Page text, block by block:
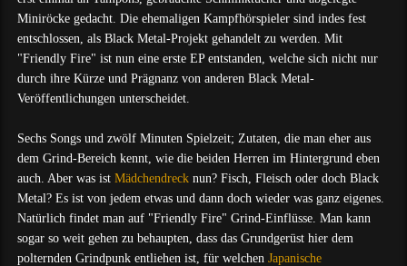
Miniröcke gedacht. Die ehemaligen Kampfhörspieler sind indes fest
entschlossen, als Black Metal-Projekt gehandelt zu werden. Mit
"Friendly Fire" ist nun eine erste EP entstanden, welche sich nicht nur
durch ihre Kürze und Prägnanz von anderen Black Metal-
Veröffentlichungen unterscheidet.
Sechs Songs und zwölf Minuten Spielzeit; Zutaten, die man eher aus
dem Grind-Bereich kennt, wie die beiden Herren im Hintergrund eben
auch. Aber was ist Mädchendreck nun? Fisch, Fleisch oder doch Black
Metal? Es ist von jedem etwas und dann doch wieder was ganz eigenes.
Natürlich findet man auf "Friendly Fire" Grind-Einflüsse. Man kann
sogar so weit gehen zu behaupten, dass das Grundgerüst hier dem
polternden Grindpunk entliehen ist, für welchen Japanische